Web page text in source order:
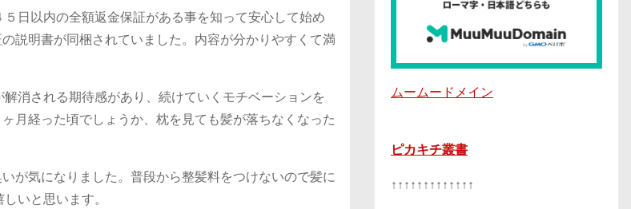
日以内の全額返金保証がある事を知って安心して始め
説明書が同梱されていました。内容が分かりやすくて満
消される期待感があり、続けていくモチベーションを
月経った頃でしょうか、枕を見ても髪が落ちなくなった
が気になりました。普段から整髪料をつけないので髪に
いと思います。
ムームードメイン
ピカキチ叢書
↑↑↑↑↑↑↑↑↑↑↑↑↑